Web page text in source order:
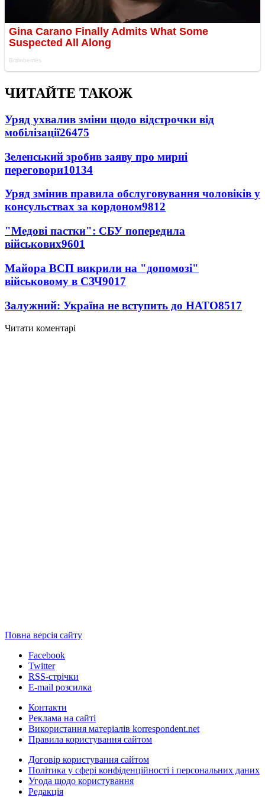
ЧИТАЙТЕ ТАКОЖ
Уряд ухвалив зміни щодо відстрочки від
мобілізації26475
Зеленський зробив заяву про мирні
переговори10134
Уряд змінив правила обслуговування чоловіків у
консульствах за кордоном9812
"Медові пастки": СБУ попередила
військових9601
Майора ВСП викрили на "допомозі"
військовому в СЗЧ9017
Залужний: Україна не вступить до НАТО8517
Читати коментарі
Повна версія сайту
Facebook
Twitter
RSS-стрічки
E-mail розсилка
Контакти
Реклама на сайті
Використання матеріалів korrespondent.net
Правила користування сайтом
Договір користування сайтом
Політика у сфері конфіденційності і персональних даних
Угода щодо користування
Редакція